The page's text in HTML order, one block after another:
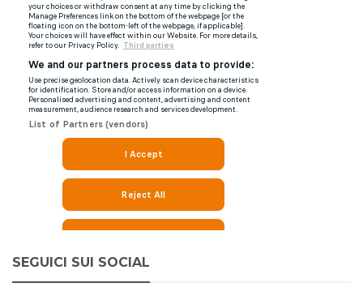
SEGUICI SUI SOCIAL